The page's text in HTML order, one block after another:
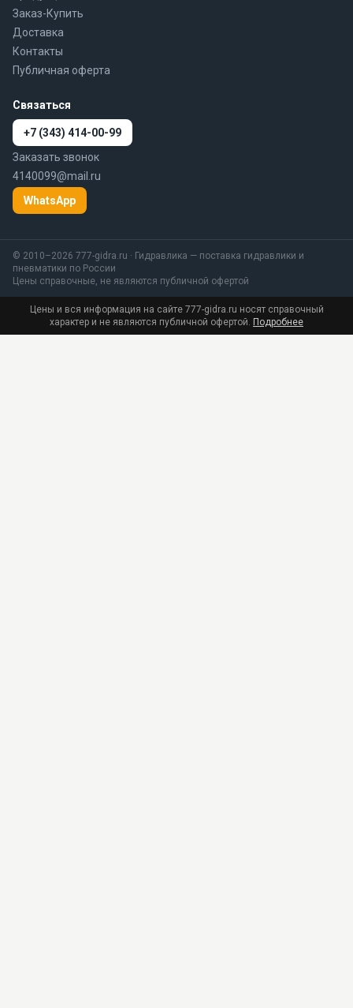
Заказ-Купить
Доставка
Контакты
Публичная оферта
Связаться
+7 (343) 414-00-99
Заказать звонок
4140099@mail.ru
WhatsApp
© 2010–2026 777-gidra.ru · Гидравлика — поставка гидравлики и
пневматики по России
Цены справочные, не являются публичной офертой
Цены и вся информация на сайте 777-gidra.ru носят справочный
характер и не являются публичной офертой. Подробнее